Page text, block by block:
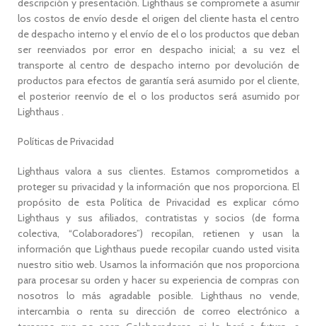
descripción y presentación. Lighthaus se compromete a asumir
los costos de envío desde el origen del cliente hasta el centro
de despacho interno y el envío de el o los productos que deban
ser reenviados por error en despacho inicial; a su vez el
transporte al centro de despacho interno por devolución de
productos para efectos de garantía será asumido por el cliente,
el posterior reenvío de el o los productos será asumido por
Lighthaus .
Políticas de Privacidad
Lighthaus valora a sus clientes. Estamos comprometidos a
proteger su privacidad y la información que nos proporciona. El
propósito de esta Política de Privacidad es explicar cómo
Lighthaus y sus afiliados, contratistas y socios (de forma
colectiva, “Colaboradores”) recopilan, retienen y usan la
información que Lighthaus puede recopilar cuando usted visita
nuestro sitio web. Usamos la información que nos proporciona
para procesar su orden y hacer su experiencia de compras con
nosotros lo más agradable posible. Lighthaus no vende,
intercambia o renta su dirección de correo electrónico a